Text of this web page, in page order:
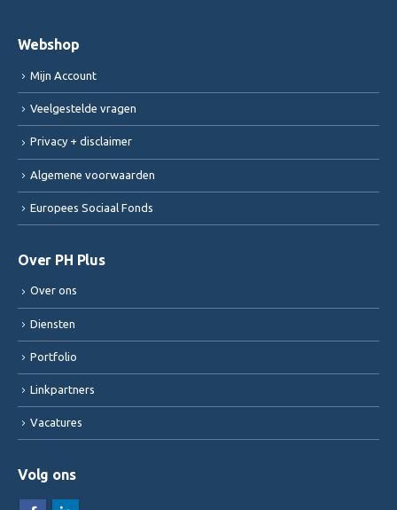
Webshop
Mijn Account
Veelgestelde vragen
Privacy + disclaimer
Algemene voorwaarden
Europees Sociaal Fonds
Over PH Plus
Over ons
Diensten
Portfolio
Linkpartners
Vacatures
Volg ons